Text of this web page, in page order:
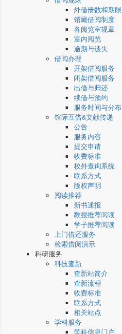
外借册数和期限
馆藏借阅制度
各阅览室规章
室内阅览
逾期与遗失
借阅办理
开架借阅服务
闭架借阅服务
出借与归还
续借与预约
服务时间与分布
馆际互借&文献传递
公告
服务内容
提交申请
收费标准
校外查询系统
联系方式
版权声明
阅读推荐
新书通报
教授推荐阅读
学子推荐阅读
上门借还服务
检索借阅演示
科研服务
科技查新
查新站简介
查新流程
收费标准
联系方式
相关站点
学科服务
学科信息门户